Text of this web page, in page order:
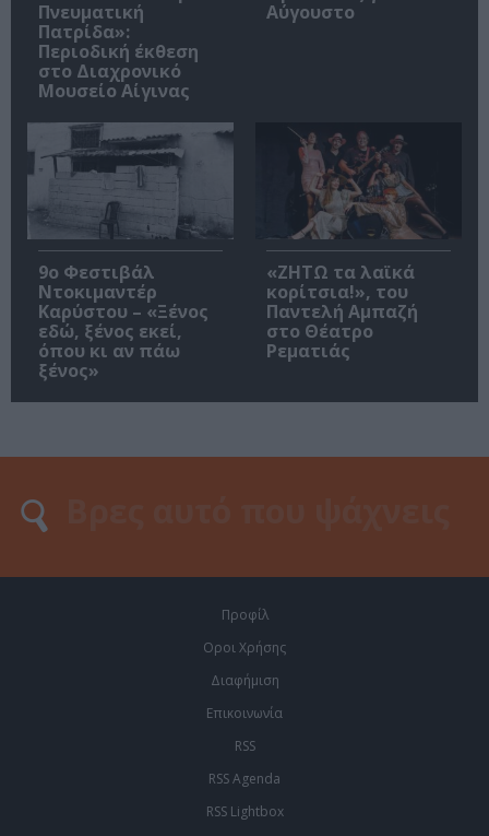
Πνευματική
Πατρίδα»:
Περιοδική έκθεση
στο Διαχρονικό
Μουσείο Αίγινας
Αύγουστο
9ο Φεστιβάλ
Ντοκιμαντέρ
Καρύστου – «Ξένος
εδώ, ξένος εκεί,
όπου κι αν πάω
ξένος»
«ΖΗΤΩ τα λαϊκά
κορίτσια!», του
Παντελή Αμπαζή
στο Θέατρο
Ρεματιάς
Προφίλ
Οροι Χρήσης
Διαφήμιση
Επικοινωνία
RSS
RSS Agenda
RSS Lightbox